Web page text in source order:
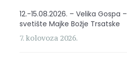
12.-15.08.2026. – Velika Gospa –
svetište Majke Božje Trsatske
7. kolovoza 2026.